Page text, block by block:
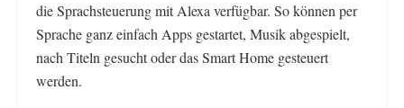
die Sprachsteuerung mit Alexa verfügbar. So können per
Sprache ganz einfach Apps gestartet, Musik abgespielt,
nach Titeln gesucht oder das Smart Home gesteuert
werden.